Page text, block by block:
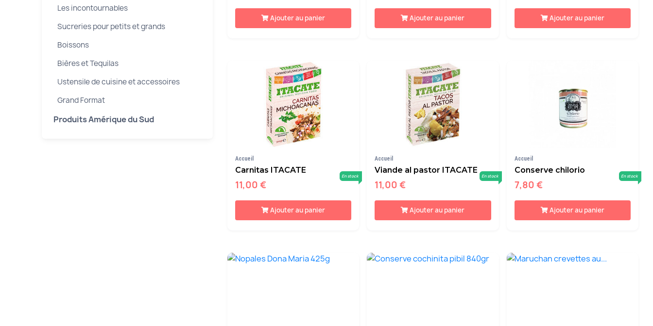
Les incontournables
Sucreries pour petits et grands
Boissons
Bières et Tequilas
Ustensile de cuisine et accessoires
Grand Format
Produits Amérique du Sud
Ajouter au panier Ajouter au panier Ajouter au panier
Accueil
Carnitas ITACATE
11,00 €
En stock
Ajouter au panier
Accueil
Viande al pastor ITACATE
11,00 €
En stock
Ajouter au panier
Accueil
Conserve chilorio
7,80 €
En stock
Ajouter au panier